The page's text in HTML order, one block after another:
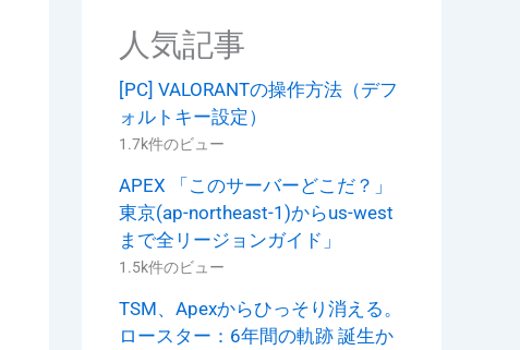
人気記事
[PC] VALORANTの操作方法（デフ
ォルトキー設定）
1.7k件のビュー
APEX 「このサーバーどこだ？」
東京(ap-northeast-1)からus-west
まで全リージョンガイド」
1.5k件のビュー
TSM、Apexからひっそり消える。
ロースター：6年間の軌跡 誕生か